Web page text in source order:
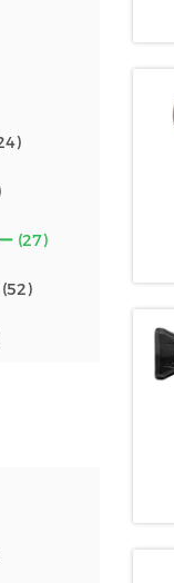
(27)
(52)